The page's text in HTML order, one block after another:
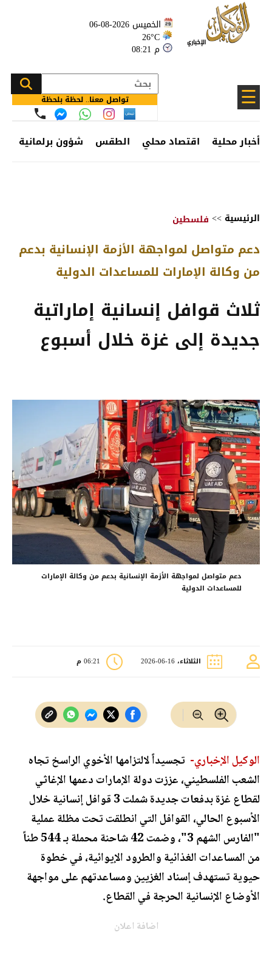
الخميس 2026-08-06
26°C
08:21 م
☰ تواصل معنا.. لحظة بلحظة
أخبار محلية اقتصاد محلي الطقس شؤون برلمانية
الرئيسية >> فلسطين
دعم متواصل لمواجهة الأزمة الإنسانية بدعم
من وكالة الإمارات للمساعدات الدولية
ثلاث قوافل إنسانية إماراتية
جديدة إلى غزة خلال أسبوع
دعم متواصل لمواجهة الأزمة الإنسانية بدعم من وكالة الإمارات
للمساعدات الدولية
الثلاثاء، 16-06-2026 06:21 م
الوكيل الإخباري- تجسيداً لالتزامها الأخوي الراسخ تجاه
الشعب الفلسطيني، عززت دولة الإمارات دعمها الإغاثي
لقطاع غزة بدفعات جديدة شملت 3 قوافل إنسانية خلال
الأسبوع الحالي، القوافل التي انطلقت تحت مظلة عملية
"الفارس الشهم 3"، وضمت 42 شاحنة محملة بـ 544 طناً
من المساعدات الغذائية والطرود الإيوائية، في خطوة
حيوية تستهدف إسناد الغزيين ومساعدتهم على مواجهة
الأوضاع الإنسانية الحرجة في القطاع.
اضافة اعلان